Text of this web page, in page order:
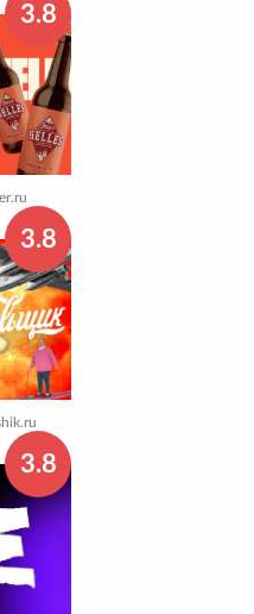
3.8
3.8
3.8